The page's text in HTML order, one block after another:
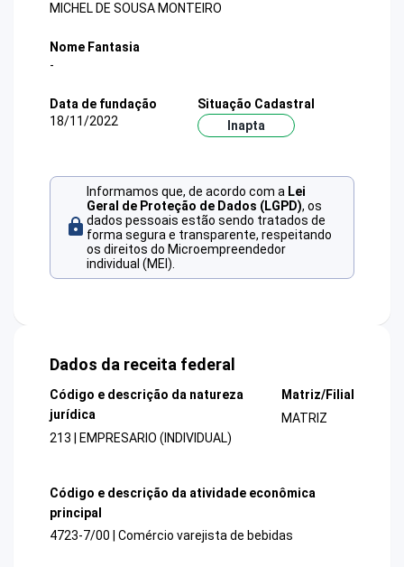
MICHEL DE SOUSA MONTEIRO
Nome Fantasia
-
Data de fundação
18/11/2022
Situação Cadastral
Inapta
Informamos que, de acordo com a Lei
Geral de Proteção de Dados (LGPD), os
dados pessoais estão sendo tratados de
forma segura e transparente, respeitando
os direitos do Microempreendedor
individual (MEI).
Dados da receita federal
Código e descrição da natureza
jurídica
213 | EMPRESARIO (INDIVIDUAL)
Matriz/Filial
MATRIZ
Código e descrição da atividade econômica
principal
4723-7/00 | Comércio varejista de bebidas